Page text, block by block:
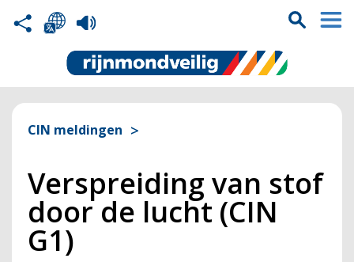
CIN meldingen
Verspreiding van stof
door de lucht (CIN
G1)